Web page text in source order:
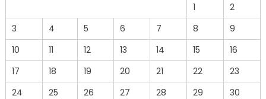
1
2
3
4 5 6 7 8
9
10
11 12 13 14 15
16
17
18 19 20 21 22
23
24
25 26 27 28 29
30